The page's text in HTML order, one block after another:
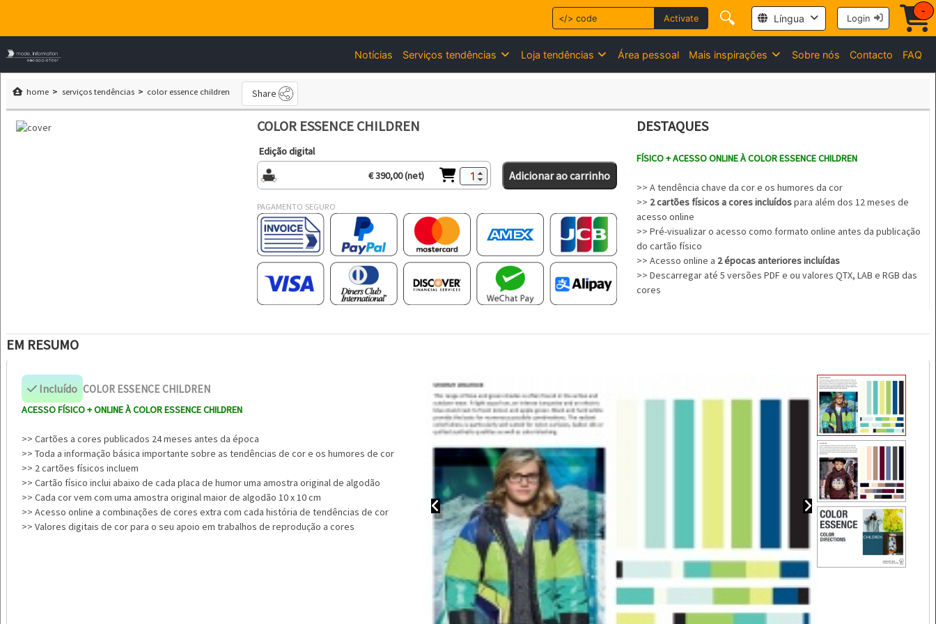
Activate 🔍 Língua Login
-
Notícias Serviços tendências Loja tendências Área pessoal Mais inspirações Sobre nós Contacto FAQ
home serviços tendências color essence children Share
COLOR ESSENCE CHILDREN
Edição digital
€ 390,00 (net)
Adicionar ao carrinho
PAGAMENTO SEGURO
DESTAQUES
FÍSICO + ACESSO ONLINE À COLOR ESSENCE CHILDREN
>> A tendência chave da cor e os humores da cor
>> 2 cartões físicos a cores incluídospara além dos 12 meses de
acesso online
>> Pré-visualizar o acesso como formato online antes da publicação
do cartão físico
>> Acesso online a 2 épocas anteriores incluídas
>> Descarregar até 5 versões PDF e ou valores QTX, LAB e RGB das
cores
EM RESUMO
Incluído COLOR ESSENCE CHILDREN
ACESSO FÍSICO + ONLINE À COLOR ESSENCE CHILDREN
>> Cartões a cores publicados 24 meses antes da época
>> Toda a informação básica importante sobre as tendências de cor e os humores de cor
>> 2 cartões físicos incluem
>> Cartão físico inclui abaixo de cada placa de humor uma amostra original de algodão
>> Cada cor vem com uma amostra original maior de algodão 10 x 10 cm
>> Acesso online a combinações de cores extra com cada história de tendências de cor
>> Valores digitais de cor para o seu apoio em trabalhos de reprodução a cores